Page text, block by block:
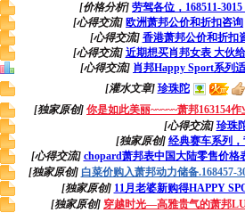
[价格分析] 劳驾各位，168511-
[心得交流] 欧洲萧邦公价和折扣咨询
[心得交流] 香港萧邦公价和折扣
[心得交流] 近期想买肖邦女表 大伙
[心得交流] 肖邦Happy Sport系列
[灌水文章] 珍珠陀
[独家原创] 你是如此美丽~~~~~萧邦163154作
[心得交流] 珍珠
[独家原创] 经典赛车系列，
[心得交流] chopard萧邦表中国大陆零售价格
[独家原创] 白菜价购入萧邦动力储备.168457-
[独家原创] 11月老婆新购得HAPPY
[独家原创] 穿越时光—高雅贵气的萧邦